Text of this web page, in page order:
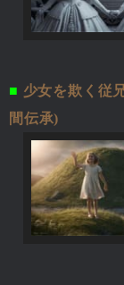
■ 少女を欺く従
間伝承)